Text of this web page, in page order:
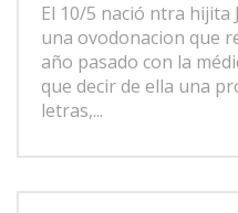
El 10/5 nació ntra hijita
una ovodonacion que
año pasado con la
que decir de ella una
letras,...